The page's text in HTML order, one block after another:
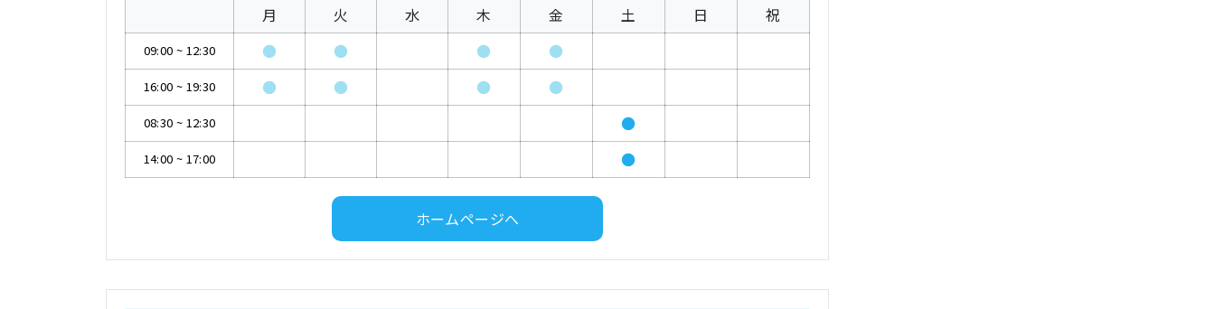
月 火 水 木 金 土 日 祝
09:00 ~ 12:30 ● ● ● ●
16:00 ~ 19:30 ● ● ● ●
08:30 ~ 12:30 ●
14:00 ~ 17:00 ●
ホームページへ